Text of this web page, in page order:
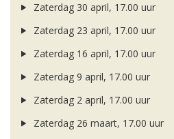
Zaterdag 30 april, 17.00 uur
Zaterdag 23 april, 17.00 uur
Zaterdag 16 april, 17.00 uur
Zaterdag 9 april, 17.00 uur
Zaterdag 2 april, 17.00 uur
Zaterdag 26 maart, 17.00 uur